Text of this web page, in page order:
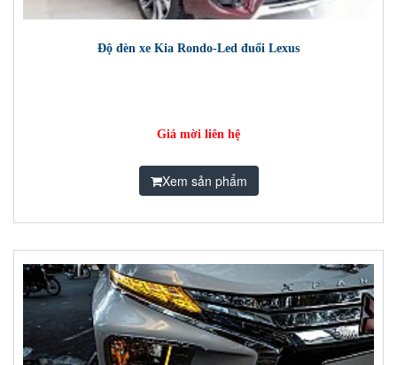
Độ đèn xe Kia Rondo-Led đuổi Lexus
Giá mời liên hệ
Xem sản phẩm